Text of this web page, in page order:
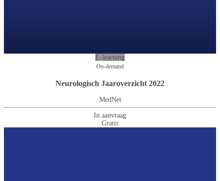
E-learning
On-demand
Neurologisch Jaaroverzicht 2022
MedNet
In aanvraag
Gratis